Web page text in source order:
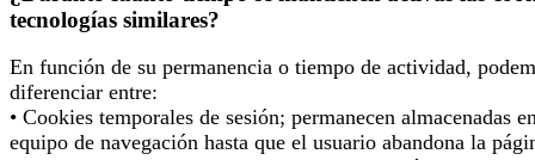
tecnologías similares?
En función de su permanencia o tiempo de actividad,
diferenciar entre:
• Cookies temporales de sesión; permanecen almacenadas
equipo de navegación hasta que el usuario abandona la